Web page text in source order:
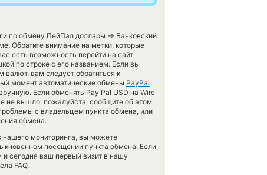
по обмену ПейПал доллары → Банковский
Обратите внимание на метки, которые
есть возможность перейти на сайт
по строке с его названием. Если вы
вам следует обратиться к
момент автоматические обмены PayPal
Если обменять Pay Pal USD на Wire
не вышло, пожалуйста, сообщите об этом
с владельцем пункта обмена, или
обмена.
нашего мониторинга, вы можете
посещении пункта обмена. Если
сегодня ваш первый визит в нашу
FAQ.